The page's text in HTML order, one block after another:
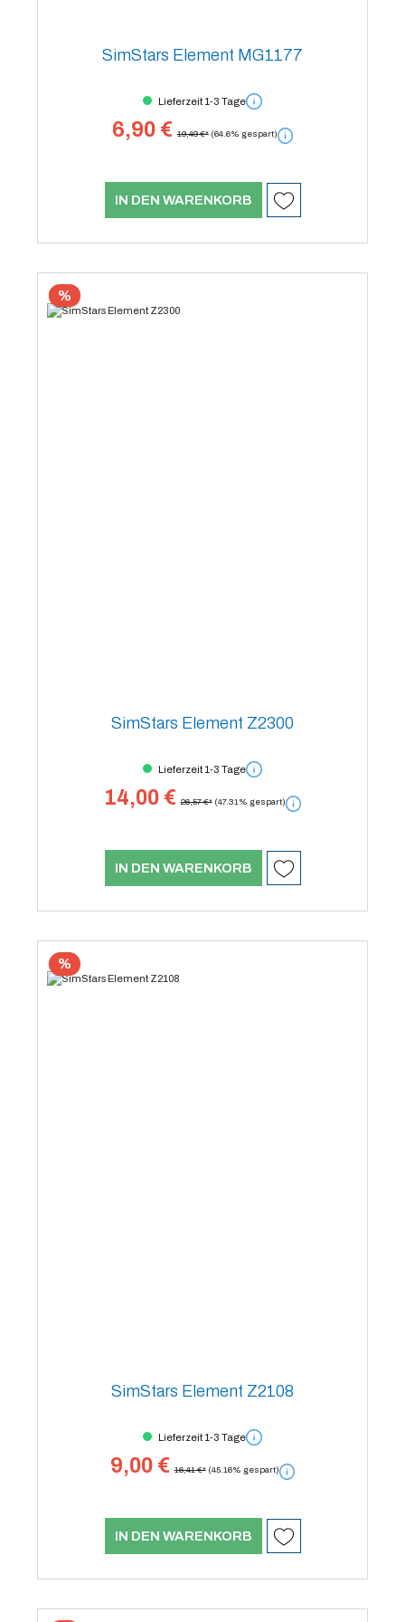
SimStars Element MG1177
Lieferzeit 1-3 Tage
6,90 € 19,49 €* (64.6% gespart)
IN DEN WARENKORB
%
SimStars Element Z2300
Lieferzeit 1-3 Tage
14,00 € 26,57 €* (47.31% gespart)
IN DEN WARENKORB
%
SimStars Element Z2108
Lieferzeit 1-3 Tage
9,00 € 16,41 €* (45.16% gespart)
IN DEN WARENKORB